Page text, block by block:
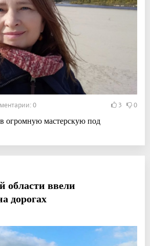
0 3 0
огромную мастерскую под
области ввели
дорогах